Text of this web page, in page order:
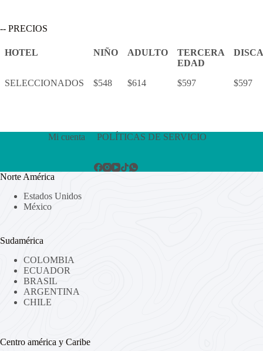
-- PRECIOS
HOTEL NIÑO ADULTO
TERCERA
EDAD
SELECCIONADOS $548 $614 $597 $597
Mi cuenta POLÍTICAS DE SERVICIO
Norte América
Estados Unidos
México
Sudamérica
COLOMBIA
ECUADOR
BRASIL
ARGENTINA
CHILE
Centro américa y Caribe